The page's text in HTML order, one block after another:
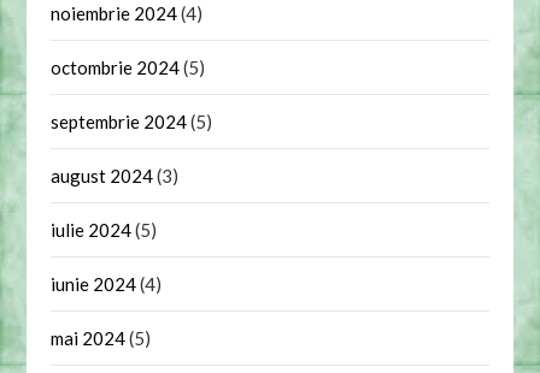
noiembrie 2024(4)
octombrie 2024(5)
septembrie 2024(5)
august 2024(3)
iulie 2024(5)
iunie 2024(4)
mai 2024(5)